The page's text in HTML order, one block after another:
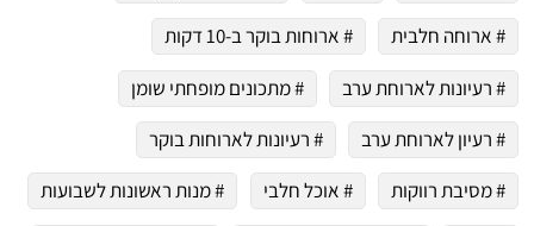
# ארוחה חלבית
# ארוחות בוקר ב-10 דקות
# רעיונות לארוחת ערב
# מתכונים מופחתי שומן
# רעיון לארוחת ערב
# רעיונות לארוחות בוקר
# מסיבת רווקות
# אוכל חלבי
# מנות ראשונות לשבועות